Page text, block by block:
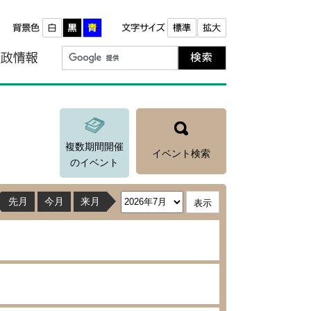
町政情報
複数期間開催
のイベント
イベント検索
先月 今月 来月